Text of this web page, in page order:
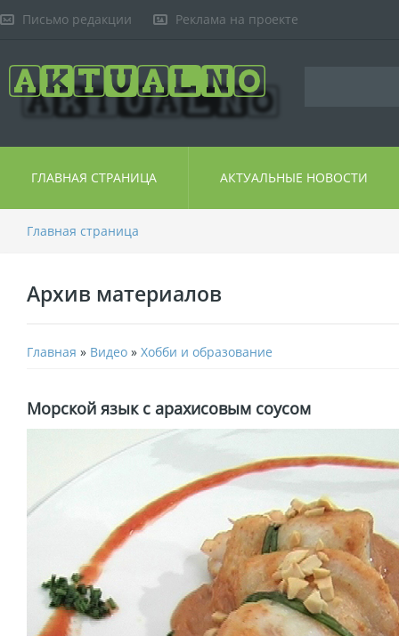
Письмо редакции Реклама на проекте
ГЛАВНАЯ СТРАНИЦА АКТУАЛЬНЫЕ НОВОСТИ
Главная страница
Архив материалов
Главная » Видео » Хобби и образование
Морской язык с арахисовым соусом